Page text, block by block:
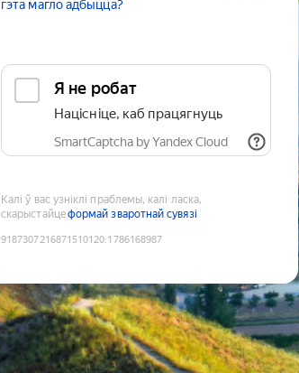
гэта магло адбыцца?
Я не робат
Націсніце, каб працягнуць
SmartCaptcha by Yandex Cloud
Калі ў вас узніклі праблемы, калі ласка,
скарыстайцеформай зваротнай сувязі
9187307216871510120:1786168987